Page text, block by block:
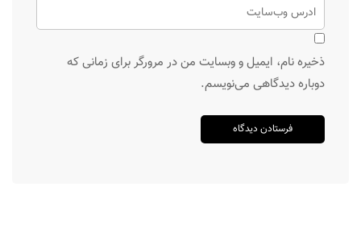
ذخیره نام، ایمیل و وبسایت من در مرورگر برای زمانی که
دوباره دیدگاهی می‌نویسم.